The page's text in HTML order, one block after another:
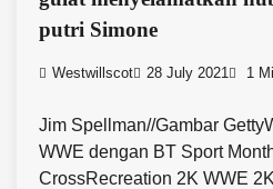
putri Simone
Westwillscot 28 July 2021 1
Jim Spellman//Gambar
WWE dengan BT Sport
CrossRecreation 2K WWE